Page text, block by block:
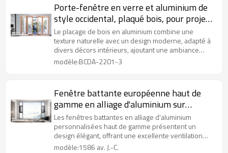
Porte-fenêtre en verre et aluminium de
style occidental, plaqué bois, pour projet
de villa
Le placage de bois en aluminium combine une
texture naturelle avec un design moderne, adapté à
divers décors intérieurs, ajoutant une ambiance
chaleureuse.
modèle:BCDA-2201-3
Fenêtre battante européenne haut de
gamme en alliage d'aluminium sur
mesure pour projet de villa
Les fenêtres battantes en alliage d'aluminium
personnalisées haut de gamme présentent un
design élégant, offrant une excellente ventilation
pour les maisons de luxe.
modèle:1586 av. J.-C.